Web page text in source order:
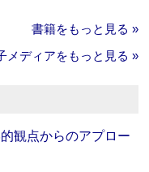
書籍をもっと見る »
メディアをもっと見る »
観点からのアプロー